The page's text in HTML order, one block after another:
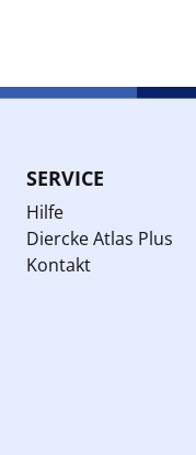
SERVICE
Hilfe
Diercke Atlas Plus
Kontakt